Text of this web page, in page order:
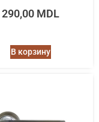
290,00 MDL
В корзину